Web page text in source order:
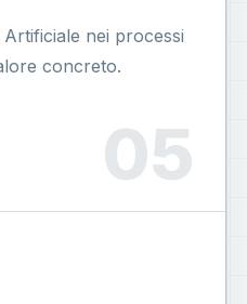
nei processi
concreto.